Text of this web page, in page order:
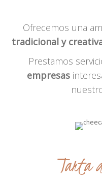
Ofrecemos una
tradicional y
Prestamos
empresas
Tarta